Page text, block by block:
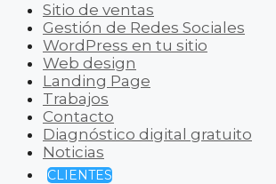
Sitio de ventas
Gestión de Redes Sociales
WordPress en tu sitio
Web design
Landing Page
Trabajos
Contacto
Diagnóstico digital gratuito
Noticias
CLIENTES